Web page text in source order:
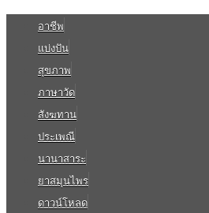
อาชีพ
แบ่งปัน
สุขภาพ
ภาษาวัด
สังฆทาน
ประเพณี
นานาสาระ
ยาสมุนไพร
ดาวน์โหลด